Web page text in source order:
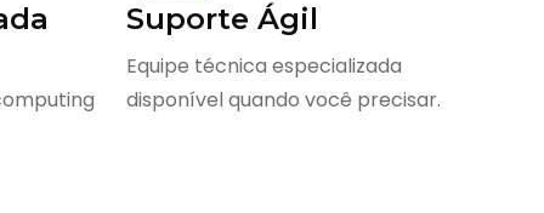
Suporte Ágil
Equipe técnica especializada
disponível quando você precisar.